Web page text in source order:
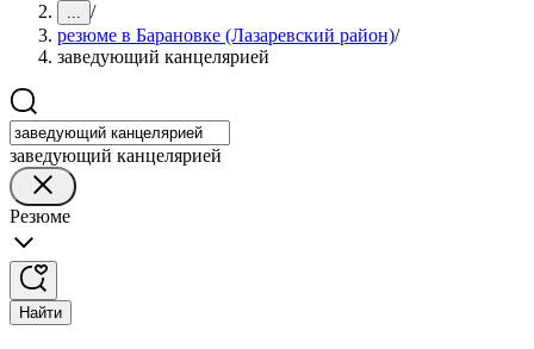
... /
резюме в Барановке (Лазаревский район)/
заведующий канцелярией
заведующий канцелярией
Резюме
Найти